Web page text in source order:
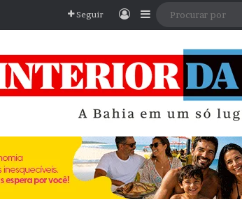
Seguir EntrarBarra Lateral